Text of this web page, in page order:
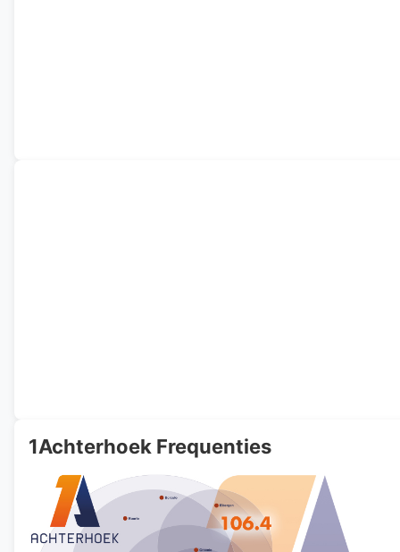
1Achterhoek Frequenties